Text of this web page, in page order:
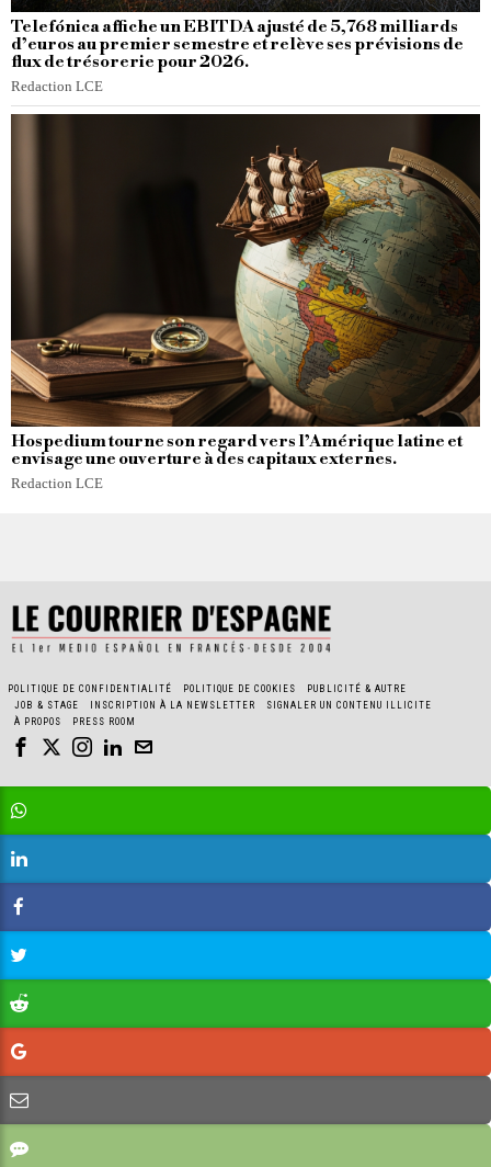
Telefónica affiche un EBITDA ajusté de 5,768 milliards
d’euros au premier semestre et relève ses prévisions de
flux de trésorerie pour 2026.
Redaction LCE
Hospedium tourne son regard vers l’Amérique latine et
envisage une ouverture à des capitaux externes.
Redaction LCE
POLITIQUE DE CONFIDENTIALITÉ POLITIQUE DE COOKIES
PUBLICITÉ & AUTRE
JOB & STAGE
INSCRIPTION À LA NEWSLETTER
SIGNALER UN CONTENU ILLICITE
À PROPOS
PRESS ROOM